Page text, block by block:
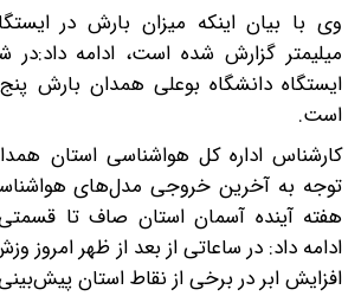
وی با بیان اینکه میزان بارش در
میلیمتر گزارش شده است، ادامه داد:در
ایستگاه دانشگاه بوعلی همدان بارش
است.
کارشناس اداره کل هواشناسی استان
توجه به آخرین خروجی مدل‌های هواشناسی
هفته آینده آسمان استان صاف تا
ادامه داد: در ساعاتی از بعد از ظهر امروز
افزایش ابر در برخی از نقاط استان